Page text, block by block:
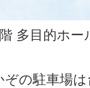
多目的ホー
の駐車場